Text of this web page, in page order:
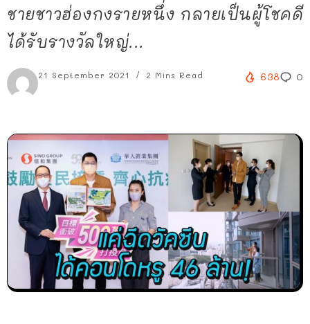
ชายชาวฮ่องกงรายหนึ่ง กลายเป็นผู้โชคดี
ได้รับรางวัลใหญ่...
21 September 2021 2 Mins Read 638 0